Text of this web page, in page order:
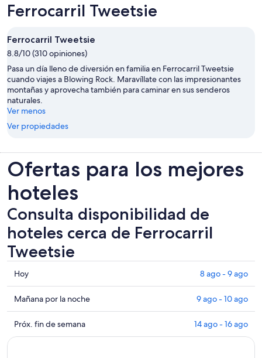
Ferrocarril Tweetsie
Ferrocarril Tweetsie
8.8/10 (310 opiniones)
Pasa un día lleno de diversión en familia en Ferrocarril Tweetsie
cuando viajes a Blowing Rock. Maravíllate con las impresionantes
montañas y aprovecha también para caminar en sus senderos
naturales.
Ver menos
Ver propiedades
Ofertas para los mejores
hoteles
Consulta disponibilidad de
hoteles cerca de Ferrocarril
Tweetsie
Consultar
los
precios
cerca
de
Ferrocarril
Hoy 8 ago - 9 ago
Consultar
precios
cerca
de
Mañana por la noche 9 ago - 10 ago
Consultar
precios
Próx. fin de semana 14 ago - 16 ago